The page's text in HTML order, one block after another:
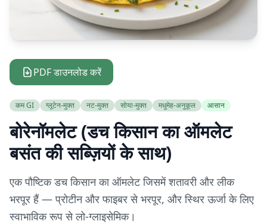
PDF डाउनलोड करें
कम GI ग्लूटेन-मुक्त नट-मुक्त सोया-मुक्त मधुमेह-अनुकूल आसान
बोरेनॉमलेट (डच किसान का ऑमलेट
बसंत की सब्ज़ियों के साथ)
एक पौष्टिक डच किसान का ऑमलेट जिसमें शतावरी और लीक
भरपूर हैं — प्रोटीन और फाइबर से भरपूर, और स्थिर ऊर्जा के लिए
स्वाभाविक रूप से लो-ग्लाइसेमिक।